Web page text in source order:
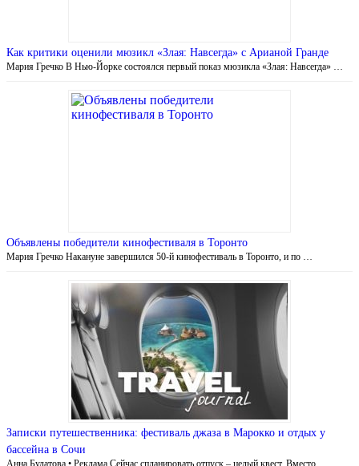
Как критики оценили мюзикл «Злая: Навсегда» с Арианой Гранде
Мария Гречко В Нью-Йорке состоялся первый показ мюзикла «Злая: Навсегда» …
Объявлены победители кинофестиваля в Торонто
Мария Гречко Накануне завершился 50-й кинофестиваль в Торонто, и по …
Записки путешественника: фестиваль джаза в Марокко и отдых у
бассейна в Сочи
Анна Булатова • Реклама Сейчас спланировать отпуск – целый квест. Вместо …